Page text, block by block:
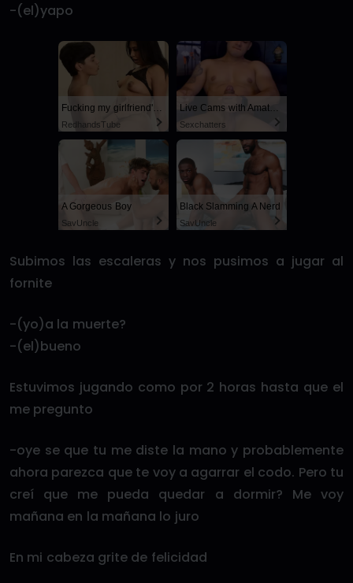
-(el)yapo
Fucking my girlfriend's hot mommy by mistake
RedhandsTube
Live Cams with Amateur Men
Sexchatters
A Gorgeous Boy
SayUncle
Black Slamming A Nerd
SayUncle
Subimos las escaleras y nos pusimos a jugar al
fornite
-(yo)a la muerte?
-(el)bueno
Estuvimos jugando como por 2 horas hasta que el
me pregunto
-oye se que tu me diste la mano y probablemente
ahora parezca que te voy a agarrar el codo. Pero tu
creí que me pueda quedar a dormir? Me voy
mañana en la mañana lo juro
En mi cabeza grite de felicidad